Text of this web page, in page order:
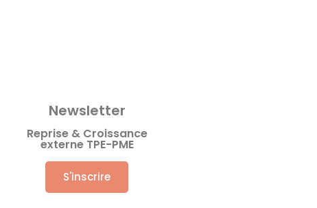
Newsletter
Reprise & Croissance
externe TPE-PME
S'inscrire